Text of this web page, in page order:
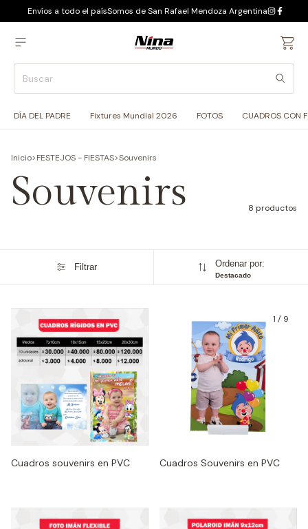
Envíos a todo el paísSomos de San Rafael Mendoza Argentina
DÍA DEL PADRE Fixtures Mundial 2026 FOTOS CUADROS CON
Inicio>FESTEJOS - FIESTAS>Souvenirs
Souvenirs 8 productos
Filtrar Ordenar por:
Destacado
Cuadros souvenirs en PVC
1 / 9
Cuadros Souvenirs en PVC